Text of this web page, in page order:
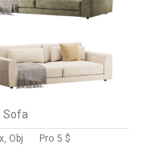
Sofa
Obj Pro 5 $